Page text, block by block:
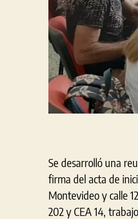
Se desarrolló una
firma del acta de
Montevideo y calle
202 y CEA 14,